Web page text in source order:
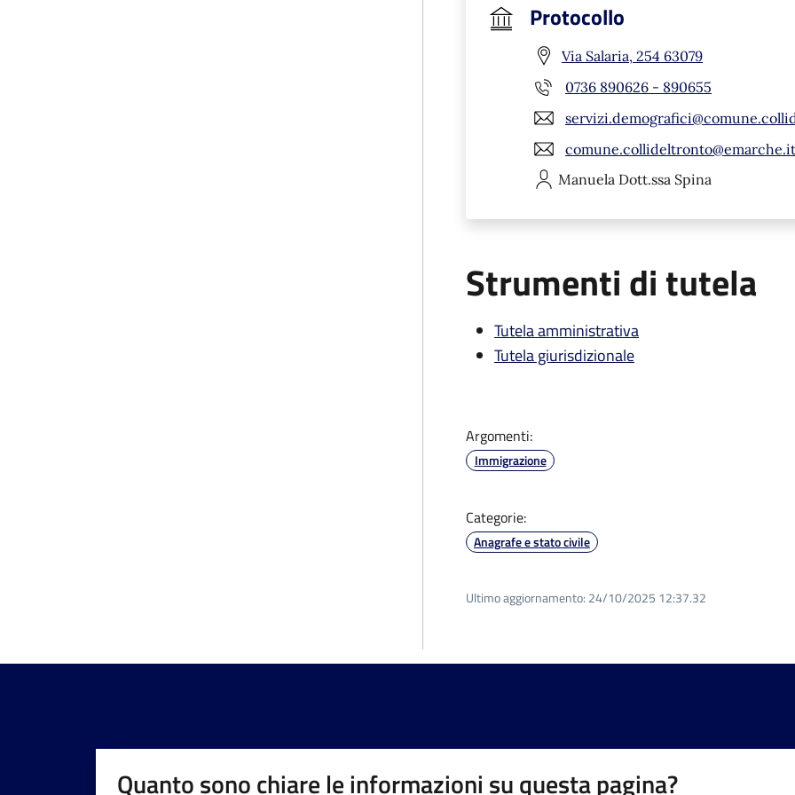
Protocollo
Via Salaria, 254 63079
0736 890626 - 890655
comune.collideltronto@emarche.it
Manuela Dott.ssa Spina
Strumenti di tutela
Tutela amministrativa
Tutela giurisdizionale
Argomenti:
Immigrazione
Categorie:
Anagrafe e stato civile
Ultimo aggiornamento: 24/10/2025 12:37.32
Quanto sono chiare le informazioni su questa pagina?